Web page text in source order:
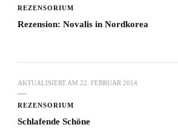
REZENSORIUM
Rezension: Novalis in Nordkorea
AKTUALISIERT AM 22. FEBRUAR 2014
REZENSORIUM
Schlafende Schöne